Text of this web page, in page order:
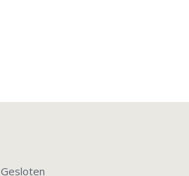
Gesloten